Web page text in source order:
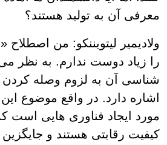
معرفی آن به تولید هستند؟
ولادیمیر لیتویننکو: من اصطلاح
را زیاد دوست ندارم. به نظر
شناسی آن به لزوم وصله
اشاره دارد. در واقع موضوع
مورد ایجاد فناوری هایی است
کیفیت رقابتی هستند و